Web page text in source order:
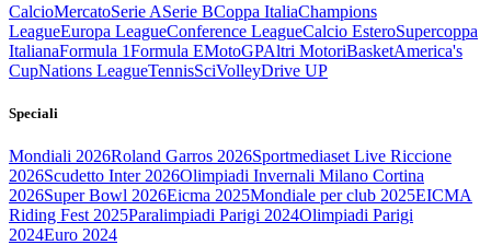
CalcioMercatoSerie ASerie BCoppa ItaliaChampions
LeagueEuropa LeagueConference LeagueCalcio EsteroSupercoppa
ItalianaFormula 1Formula EMotoGPAltri MotoriBasketAmerica's
CupNations LeagueTennisSciVolleyDrive UP
Speciali
Mondiali 2026Roland Garros 2026Sportmediaset Live Riccione
2026Scudetto Inter 2026Olimpiadi Invernali Milano Cortina
2026Super Bowl 2026Eicma 2025Mondiale per club 2025EICMA
Riding Fest 2025Paralimpiadi Parigi 2024Olimpiadi Parigi
2024Euro 2024